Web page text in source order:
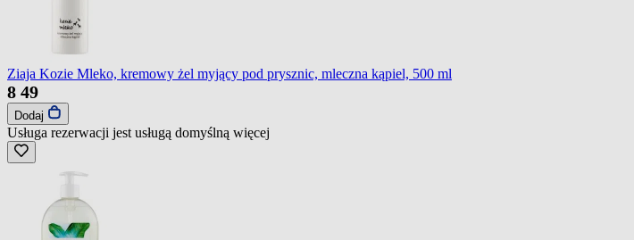
Ziaja Kozie Mleko, kremowy żel myjący pod prysznic, mleczna kąpiel, 500 ml
8 49
Dodaj
Usługa rezerwacji jest usługą domyślną więcej